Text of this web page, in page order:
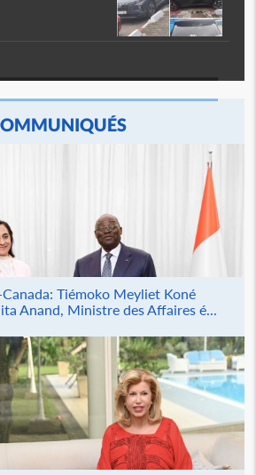
Tiémoko Meyliet Koné
Anand, Ministre des Affaires é...